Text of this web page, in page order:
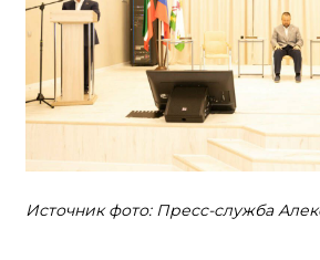
Источник фото: Пресс-служба